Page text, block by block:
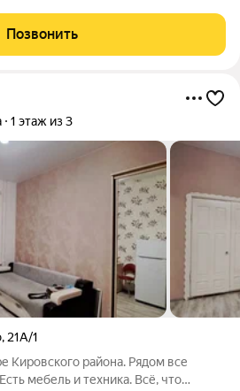
Позвонить
1 этаж из 3
, 21А/1
Кировского района. Рядом все
мебель и техника. Всё, что